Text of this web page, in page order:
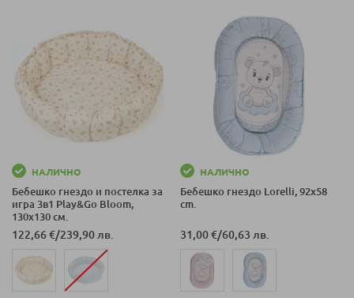
НАЛИЧНО
Бебешко гнездо и постелка за
игра 3в1 Play&Go Bloom,
130х130 см.
122,66 €/239,90 лв.
НАЛИЧНО
Бебешко гнездо Lorelli, 92x58
cm.
31,00 €/60,63 лв.